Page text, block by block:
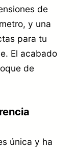
de
y una
para tu
El acabado
de
única y ha